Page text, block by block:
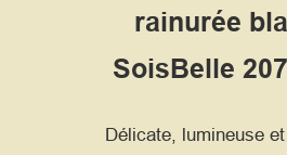
rainurée
SoisBelle
Délicate, lumineuse